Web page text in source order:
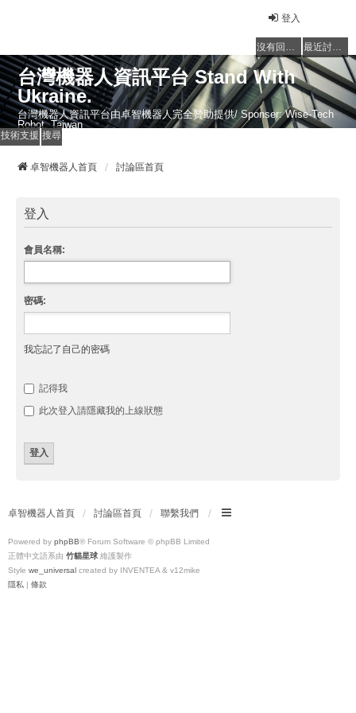
登入
沒有回覆的主題 最近討論的主題
台灣機器人資訊平台 Stand With
Ukraine.
台灣機器人資訊平台由卓智機器人完全贊助提供/ Sponser: Wise-Tech
Robot, Taiwan
技術支援 搜尋
卓智機器人首頁 討論區首頁
登入
會員名稱:
密碼:
我忘記了自己的密碼
記得我
此次登入請隱藏我的上線狀態
卓智機器人首頁 討論區首頁 聯繫我們
Powered by phpBB® Forum Software © phpBB Limited
正體中文語系由 竹貓星球 維護製作
Style we_universal created by INVENTEA & v12mike
隱私 | 條款